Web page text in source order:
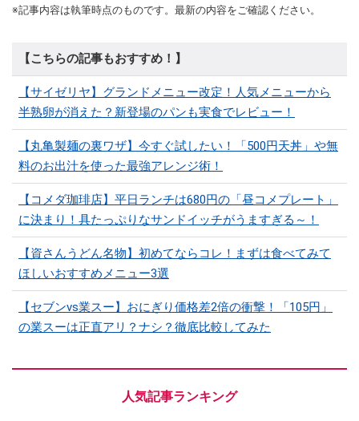
※記事内容は執筆時点のものです。最新の内容をご確認ください。
【こちらの記事もおすすめ！】
【サイゼリヤ】グランドメニュー改定！人気メニューから
半熟卵が消えた？新登場のパンも実食でレビュー！
【丸亀製麺の裏ワザ】今すぐ試したい！「500円天丼」や無
料のお出汁を使った最強アレンジ術！
【コメダ珈琲店】平日ランチは680円の「昼コメプレート」
に決まり！具たっぷりなサンドイッチがうますぎる～！
【資さんうどん名物】初めてならコレ！まずは食べてみて
ほしいおすすめメニュー3選
【セブンvs業スー】おにぎり価格差2倍の衝撃！「105円」
の業スーは正直アリ？ナシ？徹底比較してみた